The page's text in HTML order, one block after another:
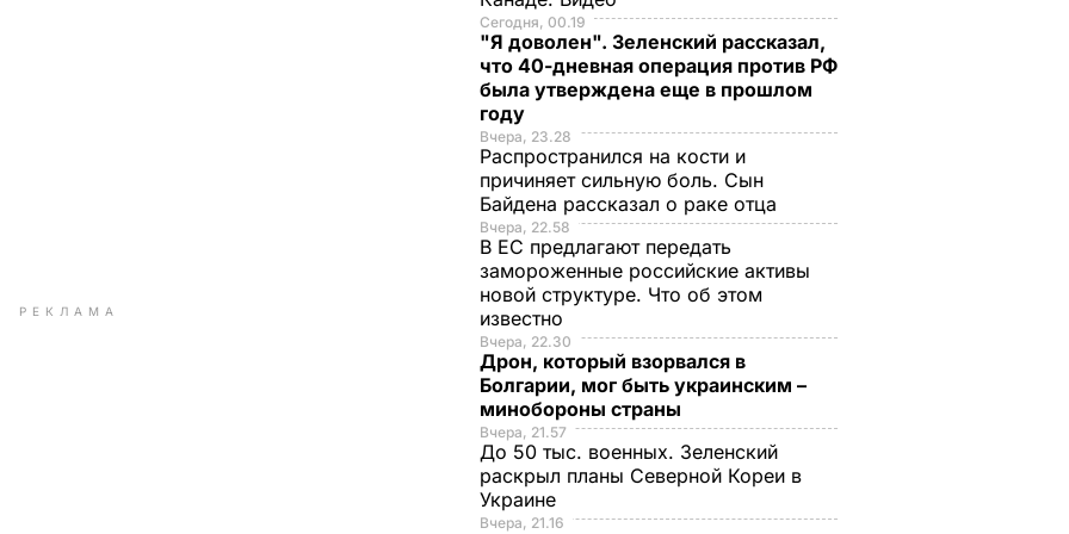
РЕКЛАМА
Сегодня, 00.19
"Я доволен". Зеленский рассказал,
что 40-дневная операция против РФ
была утверждена еще в прошлом
году
Вчера, 23.28
Распространился на кости и
причиняет сильную боль. Сын
Байдена рассказал о раке отца
Вчера, 22.58
В ЕС предлагают передать
замороженные российские активы
новой структуре. Что об этом
известно
Вчера, 22.30
Дрон, который взорвался в
Болгарии, мог быть украинским –
минобороны страны
Вчера, 21.57
До 50 тыс. военных. Зеленский
раскрыл планы Северной Кореи в
Украине
Вчера, 21.16